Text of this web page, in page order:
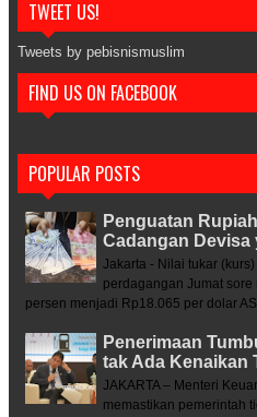
TWEET US!
Tweets by pebisnismuslim
FIND US ON FACEBOOK
POPULAR POSTS
Penguatan
Cadangan Devisa
Jakarta - Nilai tukar
perdagangan Jumat
persen menjadi Rp18.065 per dolar AS
Penerimaan
tak Ada Kenaikan
JAKARTA – Menteri
memastikan pemerintah